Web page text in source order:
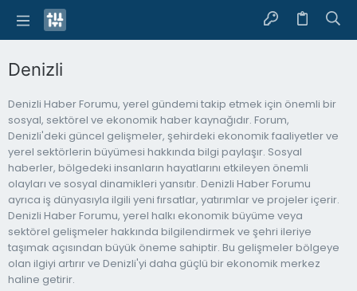
Denizli
Denizli Haber Forumu, yerel gündemi takip etmek için önemli bir
sosyal, sektörel ve ekonomik haber kaynağıdır. Forum,
Denizli'deki güncel gelişmeler, şehirdeki ekonomik faaliyetler ve
yerel sektörlerin büyümesi hakkında bilgi paylaşır. Sosyal
haberler, bölgedeki insanların hayatlarını etkileyen önemli
olayları ve sosyal dinamikleri yansıtır. Denizli Haber Forumu
ayrıca iş dünyasıyla ilgili yeni fırsatlar, yatırımlar ve projeler içerir.
Denizli Haber Forumu, yerel halkı ekonomik büyüme veya
sektörel gelişmeler hakkında bilgilendirmek ve şehri ileriye
taşımak açısından büyük öneme sahiptir. Bu gelişmeler bölgeye
olan ilgiyi artırır ve Denizli'yi daha güçlü bir ekonomik merkez
haline getirir.